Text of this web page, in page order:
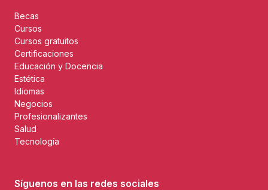
Becas
Cursos
Cursos gratuitos
Certificaciones
Educación y Docencia
Estética
Idiomas
Negocios
Profesionalizantes
Salud
Tecnología
Síguenos en las redes sociales